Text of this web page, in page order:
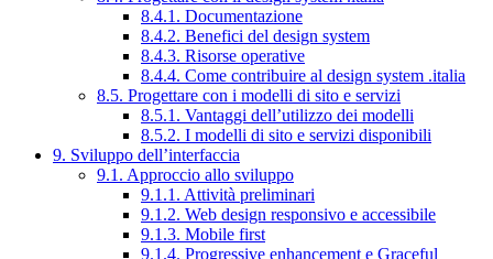
8.4.1. Documentazione
8.4.2. Benefici del design system
8.4.3. Risorse operative
8.4.4. Come contribuire al design system .italia
8.5. Progettare con i modelli di sito e servizi
8.5.1. Vantaggi dell’utilizzo dei modelli
8.5.2. I modelli di sito e servizi disponibili
9. Sviluppo dell’interfaccia
9.1. Approccio allo sviluppo
9.1.1. Attività preliminari
9.1.2. Web design responsivo e accessibile
9.1.3. Mobile first
9.1.4. Progressive enhancement e Graceful